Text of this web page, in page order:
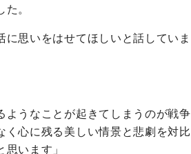
。
思いをはせてほしいと話していま
うなことが起きてしまうのが戦争
心に残る美しい情景と悲劇を対比
います」